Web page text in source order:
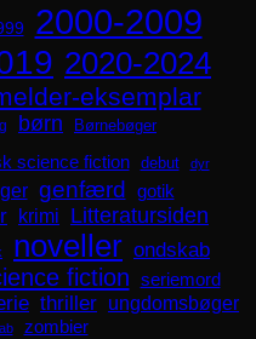
2000-2009
2020-2024
eksemplar
børn Børnebøger
science fiction debut dyr
genfærd
gotik
krimi Litteratursiden
noveller ondskab
fiction seriemord
thriller ungdomsbøger
zombier